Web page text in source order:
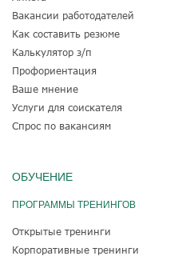
Вакансии работодателей
Как составить резюме
Калькулятор з/п
Профориентация
Ваше мнение
Услуги для соискателя
Спрос по вакансиям
ОБУЧЕНИЕ
ПРОГРАММЫ ТРЕНИНГОВ
Открытые тренинги
Корпоративные тренинги